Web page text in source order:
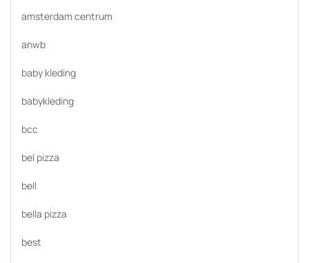
amsterdam centrum
anwb
baby kleding
babykleding
bcc
bel pizza
bell
bella pizza
best